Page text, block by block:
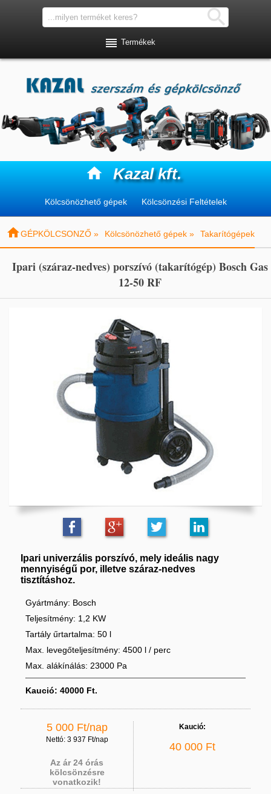
 Kazal kft.
Kölcsönözhető gépek Kölcsönzési Feltételek

 Termékek
GÉPKÖLCSONZŐ » Kölcsönözhető gépek » Takarítógépek
Ipari (száraz-nedves) porszívó (takarítógép) Bosch Gas
12-50 RF
Ipari univerzális porszívó, mely ideális nagy
mennyiségű por, illetve száraz-nedves
tisztításhoz.
Gyártmány: Bosch
Teljesítmény: 1,2 KW
Tartály űrtartalma: 50 l
Max. levegőteljesítmény: 4500 l / perc
Max. alákínálás: 23000 Pa
Kaució: 40000 Ft.
5 000 Ft/nap
Nettó: 3 937 Ft/nap
Az ár 24 órás
kölcsönzésre
vonatkozik!
Kaució:
40 000 Ft